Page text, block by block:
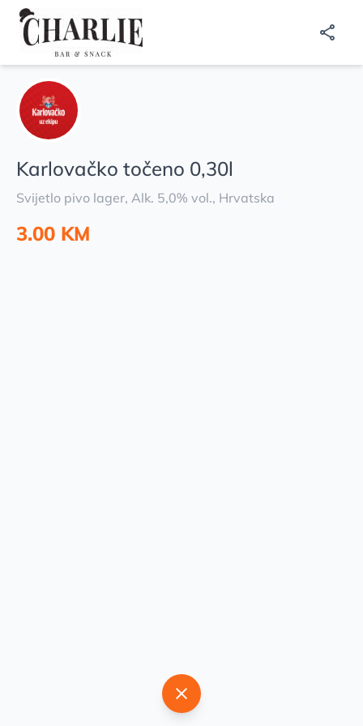
Karlovačko točeno 0,30l
Svijetlo pivo lager, Alk. 5,0% vol., Hrvatska
3.00 KM